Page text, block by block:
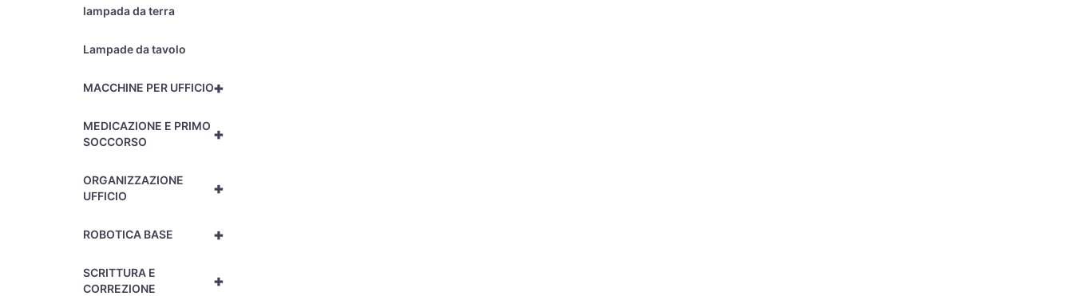
lampada da terra
Lampade da tavolo
+
MACCHINE PER UFFICIO
+
MEDICAZIONE E PRIMO
SOCCORSO
+
ORGANIZZAZIONE
UFFICIO
+
ROBOTICA BASE
+
SCRITTURA E
CORREZIONE